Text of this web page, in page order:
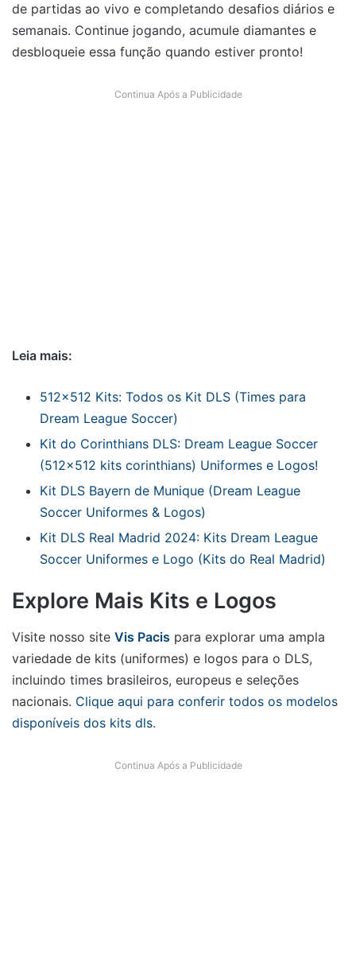
de partidas ao vivo e completando desafios diários e
semanais. Continue jogando, acumule diamantes e
desbloqueie essa função quando estiver pronto!
Continua Após a Publicidade
Leia mais:
512×512 Kits: Todos os Kit DLS (Times para
Dream League Soccer)
Kit do Corinthians DLS: Dream League Soccer
(512×512 kits corinthians) Uniformes e Logos!
Kit DLS Bayern de Munique (Dream League
Soccer Uniformes & Logos)
Kit DLS Real Madrid 2024: Kits Dream League
Soccer Uniformes e Logo (Kits do Real Madrid)
Explore Mais Kits e Logos
Visite nosso site Vis Pacis para explorar uma ampla
variedade de kits (uniformes) e logos para o DLS,
incluindo times brasileiros, europeus e seleções
nacionais. Clique aqui para conferir todos os modelos
disponíveis dos kits dls.
Continua Após a Publicidade